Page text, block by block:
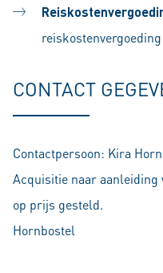
CONTACT
Contactpersoon: Kira
Acquisitie naar aanleiding
op prijs gesteld.
Hornbostel